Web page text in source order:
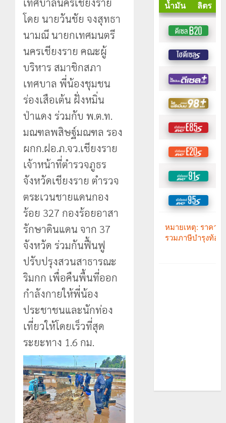
เทศบาลนครเชียงราย
โดย นายวันชัย จงสุทธา
นามณี นายกเทศมนตรี
นครเชียงราย คณะผู้
บริหาร สมาชิกสภา
เทศบาล พี่น้องชุมชน
ร่องเสือเต้น ฝั่งหมิ่น
ป่าแดง ร่วมกับ พ.ต.ท.
มณฑลพสิษฐ์มณฑล รอง
ผกก.ฝอ.ภ.จว.เชียงราย
เจ้าหน้าที่ตำรวจภูธร
จังหวัดเชียงราย ตำรวจ
ตระเวนชายแดนกอง
ร้อย 327 กองร้อยอาสา
รักษาดินแดน จาก 37
จังหวัด ร่วมกันฟื้นฟู
ปรับปรุงสวนสาธารณะ
ริมกก เพื่อคืนพื้นที่ออก
กำลังกายให้พี่น้อง
ประชาชนและนักท่อง
เที่ยวให้โดยเร็วที่สุด
ระยะทาง 1.6 กม.